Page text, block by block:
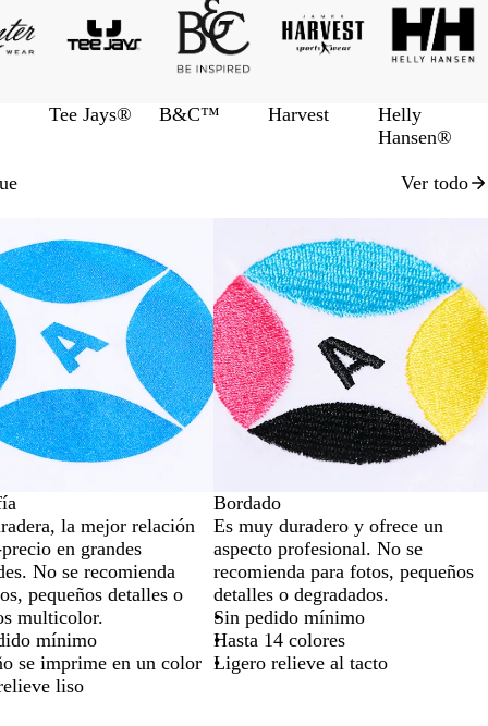
Tee Jays® B&C™ Harvest
Helly
Hansen®
Ver todo
la mejor relación
en grandes
No se recomienda
pequeños detalles o
multicolor.
mínimo
se imprime en un color
liso
Bordado
Es muy duradero y ofrece un
aspecto profesional. No se
recomienda para fotos, pequeños
detalles o degradados.
Sin pedido mínimo
Hasta 14 colores
Ligero relieve al tacto